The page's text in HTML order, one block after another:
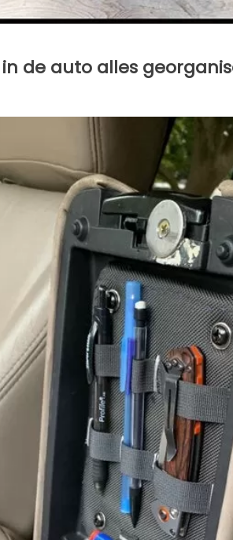
in de auto alles